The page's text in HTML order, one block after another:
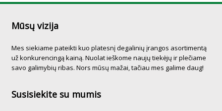
Mūsų vizija
Mes siekiame pateikti kuo platesnį degalinių įrangos asortimentą
už konkurencingą kainą. Nuolat ieškome naujų tiekėjų ir plečiame
savo galimybių ribas. Nors mūsų mažai, tačiau mes galime daug!
Susisiekite su mumis